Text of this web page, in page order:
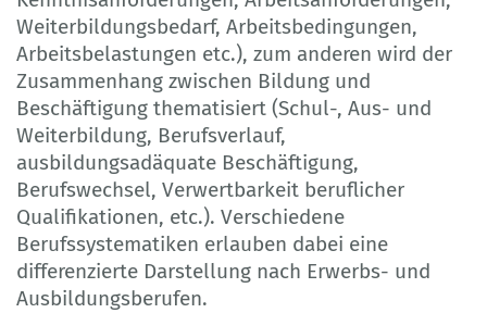
Weiterbildungsbedarf, Arbeitsbedingungen,
Arbeitsbelastungen etc.), zum anderen wird der
Zusammenhang zwischen Bildung und
Beschäftigung thematisiert (Schul-, Aus- und
Weiterbildung, Berufsverlauf,
ausbildungsadäquate Beschäftigung,
Berufswechsel, Verwertbarkeit beruflicher
Qualifikationen, etc.). Verschiedene
Berufssystematiken erlauben dabei eine
differenzierte Darstellung nach Erwerbs- und
Ausbildungsberufen.